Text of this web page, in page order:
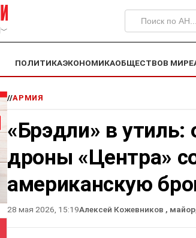
﹀
ПОЛИТИКАЭКОНОМИКАОБЩЕСТВОВ МИРЕ
//АРМИЯ
«Брэдли» в
дроны «Центра»
американскую
28 мая 2026, 15:19Алексей Кожевников ,